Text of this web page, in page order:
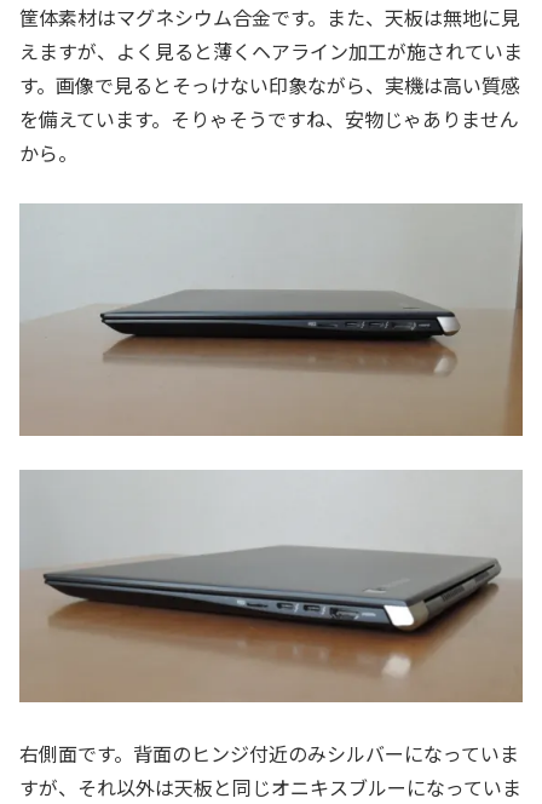
筐体素材はマグネシウム合金です。また、天板は無地に見
えますが、よく見ると薄くヘアライン加工が施されていま
す。画像で見るとそっけない印象ながら、実機は高い質感
を備えています。そりゃそうですね、安物じゃありません
から。
右側面です。背面のヒンジ付近のみシルバーになっていま
すが、それ以外は天板と同じオニキスブルーになっていま